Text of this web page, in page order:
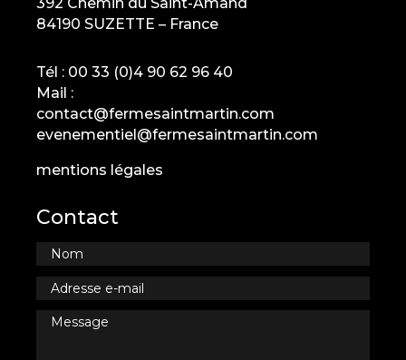
392 Chemin du Saint-Amand
84190 SUZETTE – France
Tél : 00 33 (0)4 90 62 96 40
Mail :
contact@fermesaintmartin.com
evenementiel@fermesaintmartin.com
mentions légales
Contact